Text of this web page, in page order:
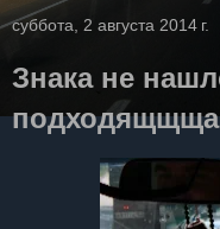
суббота, 2 августа 2014 г.
Знака не
подходящщща